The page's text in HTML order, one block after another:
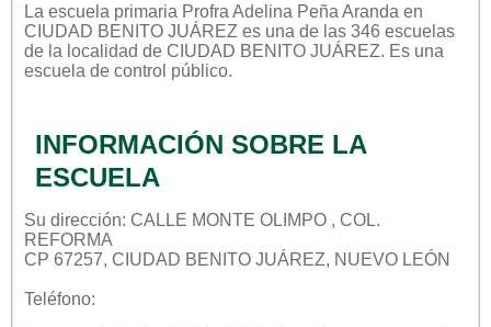
La escuela primaria Profra Adelina Peña Aranda en
CIUDAD BENITO JUÁREZ es una de las 346 escuelas
de la localidad de CIUDAD BENITO JUÁREZ. Es una
escuela de control público.
INFORMACIÓN SOBRE LA
ESCUELA
Su dirección: CALLE MONTE OLIMPO , COL.
REFORMA
CP 67257, CIUDAD BENITO JUÁREZ, NUEVO LEÓN
Teléfono: